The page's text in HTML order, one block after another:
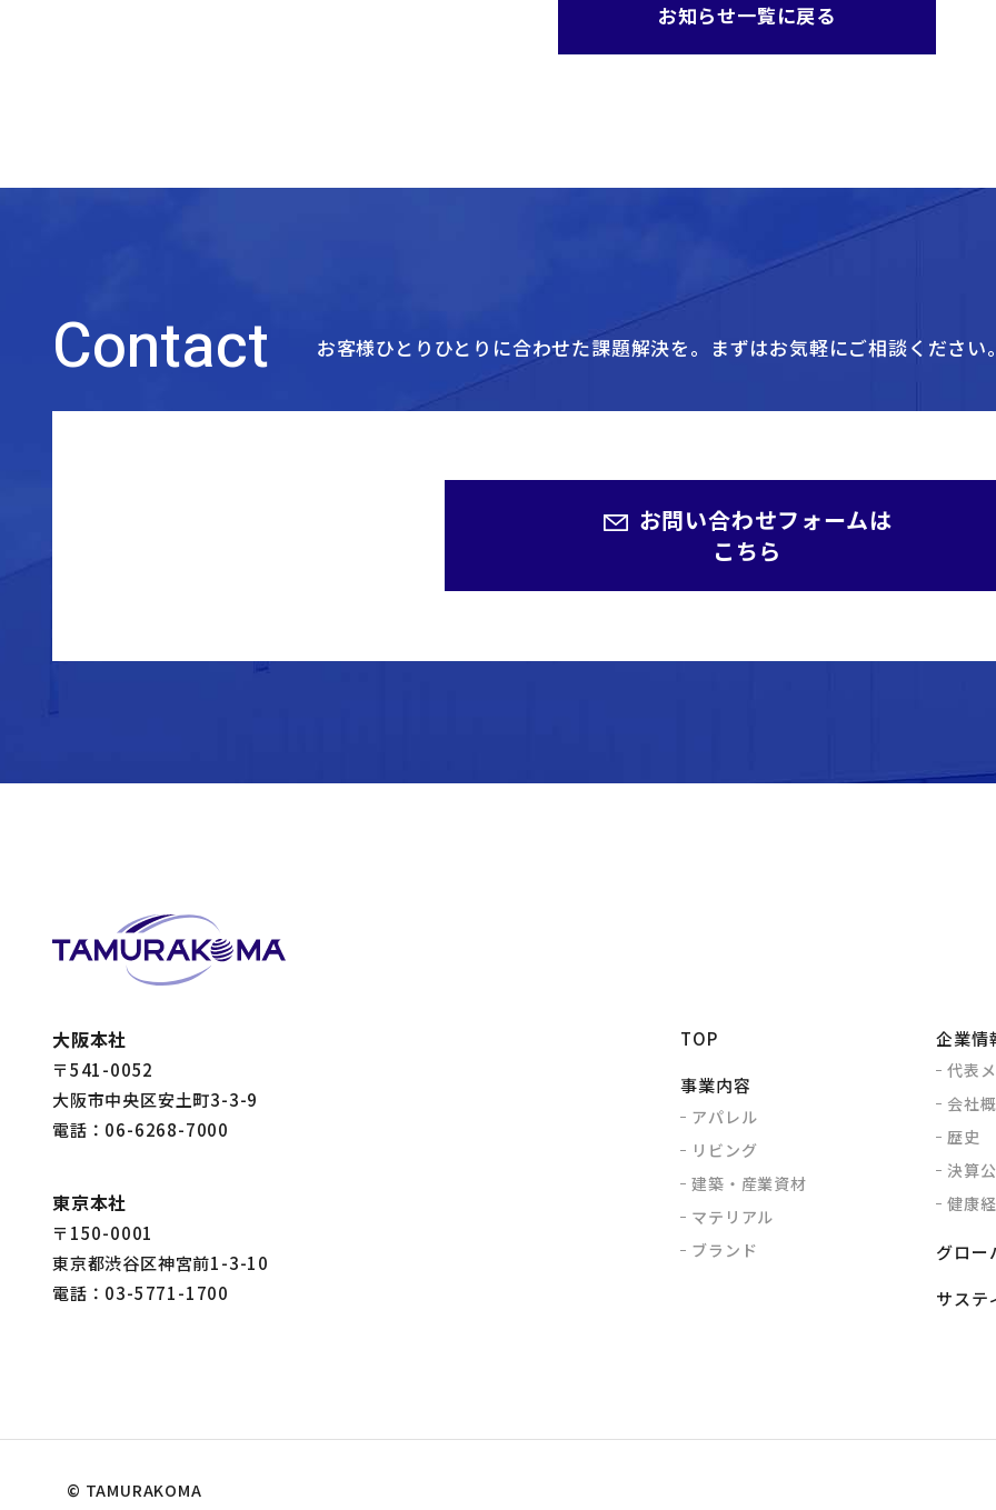
お知らせ一覧に戻る
Contact お客様ひとりひとりに合わせた課題解決を。 まずはお気軽にご相談ください
お問い合わせフォームは
こちら
大阪本社
〒541-0052
大阪市中央区安土町3-3-9
電話：06-6268-7000
東京本社
〒150-0001
東京都渋谷区神宮前1-3-10
電話：03-5771-1700
TOP
事業内容
アパレル
リビング
建築・産業資材
マテリアル
ブランド
企業情
代表
会社
歴史
決算
健康
グロー
サステ
© TAMURAKOMA